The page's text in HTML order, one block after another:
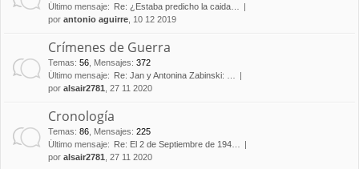
Último mensaje:
Re: ¿Estaba predicho la caida…
por antonio aguirre , 10 12 2019
Crímenes de Guerra
Temas: 56 Mensajes: 372
Último mensaje:
Re: Jan y Antonina Zabinski: …
por alsair2781 , 27 11 2020
Cronología
Temas: 86 Mensajes: 225
Último mensaje:
Re: El 2 de Septiembre de 194…
por alsair2781 , 27 11 2020